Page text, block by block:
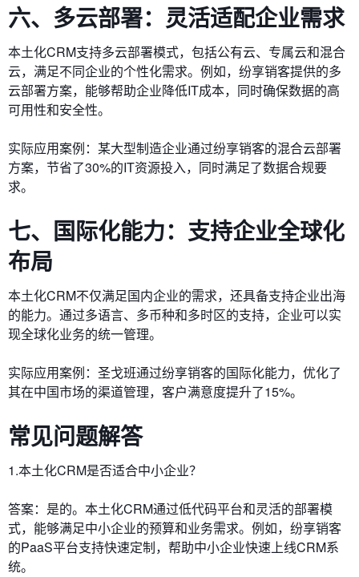
六、多云部署：灵活适配企业需求
本土化CRM支持多云部署模式，包括公有云、专属云和混合
云，满足不同企业的个性化需求。例如，纷享销客提供的多
云部署方案，能够帮助企业降低IT成本，同时确保数据的高
可用性和安全性。
实际应用案例：某大型制造企业通过纷享销客的混合云部署
方案，节省了30%的IT资源投入，同时满足了数据合规要
求。
七、国际化能力：支持企业全球化
布局
本土化CRM不仅满足国内企业的需求，还具备支持企业出海
的能力。通过多语言、多币种和多时区的支持，企业可以实
现全球化业务的统一管理。
实际应用案例：圣戈班通过纷享销客的国际化能力，优化了
其在中国市场的渠道管理，客户满意度提升了15%。
常见问题解答
1.本土化CRM是否适合中小企业？
答案：是的。本土化CRM通过低代码平台和灵活的部署模
式，能够满足中小企业的预算和业务需求。例如，纷享销客
的PaaS平台支持快速定制，帮助中小企业快速上线CRM系
统。